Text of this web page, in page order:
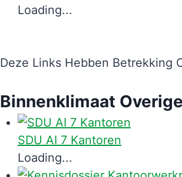
Loading...
Deze Links Hebben Betrekking
Binnenklimaat
SDU AI 7 Kantoren
Loading...